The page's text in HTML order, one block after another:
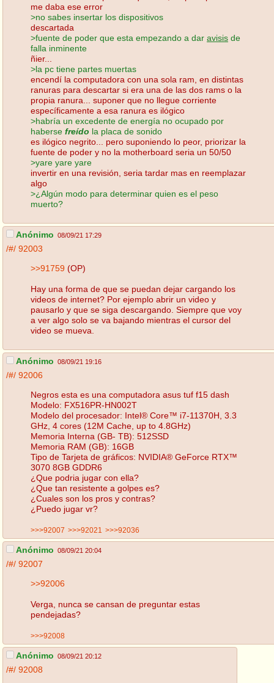
me daba ese error
>no sabes insertar los dispositivos
descartada
>fuente de poder que esta empezando a dar avisis de
falla inminente
ñier...
>la pc tiene partes muertas
encendí la computadora con una sola ram, en distintas
ranuras para descartar si era una de las dos rams o la
propia ranura... suponer que no llegue corriente
específicamente a esa ranura es ilógico
>habría un excedente de energía no ocupado por
haberse freído la placa de sonido
es ilógico negrito... pero suponiendo lo peor, priorizar la
fuente de poder y no la motherboard seria un 50/50
>yare yare yare
invertir en una revisión, seria tardar mas en reemplazar
algo
>¿Algún modo para determinar quien es el peso
muerto?
Anónimo 08/09/21 17:29
/#/ 92003
>>91759 (OP)
Hay una forma de que se puedan dejar cargando los
videos de internet? Por ejemplo abrir un video y
pausarlo y que se siga descargando. Siempre que voy
a ver algo solo se va bajando mientras el cursor del
video se mueva.
Anónimo 08/09/21 19:16
/#/ 92006
Negros esta es una computadora asus tuf f15 dash
Modelo: FX516PR-HN002T
Modelo del procesador: Intel® Core™ i7-11370H, 3.3
GHz, 4 cores (12M Cache, up to 4.8GHz)
Memoria Interna (GB- TB): 512SSD
Memoria RAM (GB): 16GB
Tipo de Tarjeta de gráficos: NVIDIA® GeForce RTX™
3070 8GB GDDR6
¿Que podria jugar con ella?
¿Que tan resistente a golpes es?
¿Cuales son los pros y contras?
¿Puedo jugar vr?
>>>92007 >>>92021 >>>92036
Anónimo 08/09/21 20:04
/#/ 92007
>>92006
Verga, nunca se cansan de preguntar estas
pendejadas?
>>>92008
Anónimo 08/09/21 20:12
/#/ 92008